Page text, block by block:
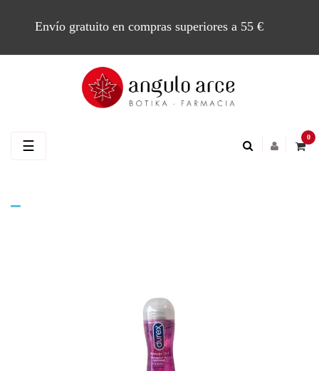
Envío gratuito en compras superiores a 55 €
0
Navegación
☰